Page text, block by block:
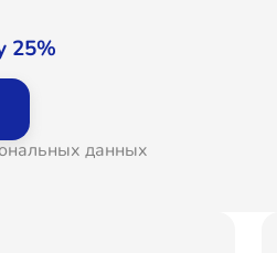
25%
данных
Вытяжек
Морозильных